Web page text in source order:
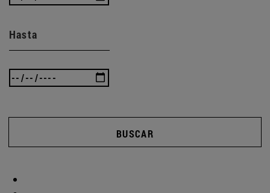
Hasta
BUSCAR